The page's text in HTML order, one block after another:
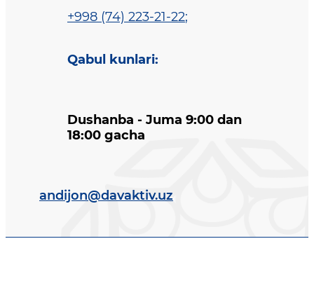
+998 (74) 223-21-22;
Qabul kunlari:
Dushanba - Juma 9:00 dan
18:00 gacha
andijon@davaktiv.uz